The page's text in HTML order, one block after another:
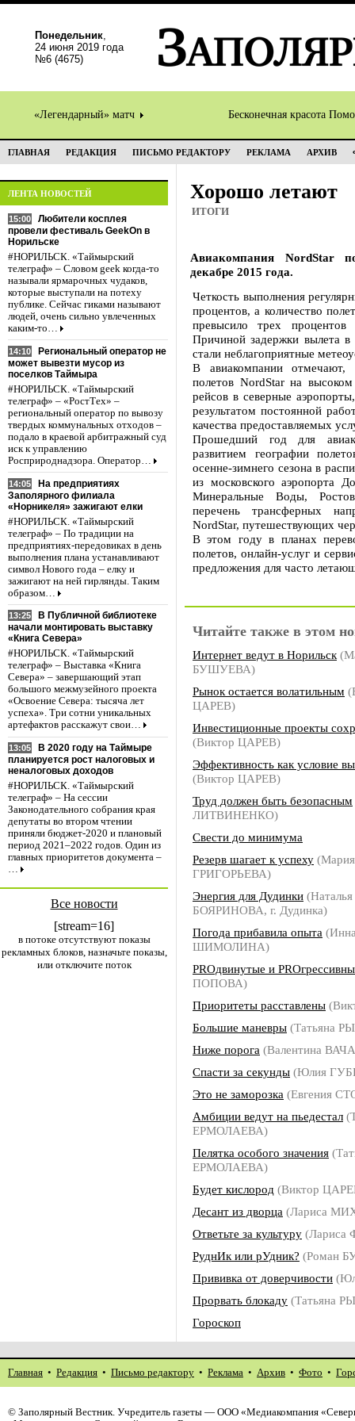
Понедельник,
24 июня 2019 года
№6 (4675)
«Легендарный» матч Бесконечная красота
ГЛАВНАЯ РЕДАКЦИЯ ПИСЬМО РЕДАКТОРУ РЕКЛАМА АРХИВ
ЛЕНТА НОВОСТЕЙ
15:00
Любители косплея
провели фестиваль GeekOn в
Норильске
#НОРИЛЬСК. «Таймырский
телеграф» – Словом geek когда-то
называли ярмарочных чудаков,
которые выступали на потеху
публике. Сейчас гиками называют
людей, очень сильно увлеченных
каким-то…
14:10
Региональный оператор не
может вывезти мусор из
поселков Таймыра
#НОРИЛЬСК. «Таймырский
телеграф» – «РостТех» –
региональный оператор по вывозу
твердых коммунальных отходов –
подало в краевой арбитражный суд
иск к управлению
Росприроднадзора. Оператор…
14:05
На предприятиях
Заполярного филиала
«Норникеля» зажигают елки
#НОРИЛЬСК. «Таймырский
телеграф» – По традиции на
предприятиях-передовиках в день
выполнения плана устанавливают
символ Нового года – елку и
зажигают на ней гирлянды. Таким
образом…
13:25
В Публичной библиотеке
начали монтировать выставку
«Книга Севера»
#НОРИЛЬСК. «Таймырский
телеграф» – Выставка «Книга
Севера» – завершающий этап
большого межмузейного проекта
«Освоение Севера: тысяча лет
успеха». Три сотни уникальных
артефактов расскажут свои…
13:05
В 2020 году на Таймыре
планируется рост налоговых и
неналоговых доходов
#НОРИЛЬСК. «Таймырский
телеграф» – На сессии
Законодательного собрания края
депутаты во втором чтении
приняли бюджет-2020 и плановый
период 2021–2022 годов. Один из
главных приоритетов документа –
…
Все новости
[stream=16]
в потоке отсутствуют показы
рекламных блоков, назначьте показы,
или отключите поток
Хорошо летают
ИТОГИ
Авиакомпания NordStar
декабре 2015 года.
Четкость выполнения
процентов, а количество
превысило трех
Причиной задержки вылета
стали неблагоприятные
В авиакомпании отмечают,
полетов NordStar на
рейсов в северные
результатом постоянной
качества предоставляемых
Прошедший год для
развитием географии
осенне-зимнего сезона в
из московского аэропорта
Минеральные Воды,
перечень трансферных
NordStar, путешествующих
В этом году в планах
полетов, онлайн-услуг и
предложения для часто
Читайте также в этом
Интернет ведут в Норильск
БУШУЕВА)
Рынок остается волатильным
ЦАРЕВ)
Инвестиционные проекты
(Виктор ЦАРЕВ)
Эффективность как условие
(Виктор ЦАРЕВ)
Труд должен быть безопасным
ЛИТВИНЕНКО)
Свести до минимума
Резерв шагает к успеху (Мария
ГРИГОРЬЕВА)
Энергия для Дудинки (Наталья
БОЯРИНОВА, г. Дудинка)
Погода прибавила опыта
ШИМОЛИНА)
PROдвинутые и
ПОПОВА)
Приоритеты расставлены
Большие маневры (Татьяна
Ниже порога (Валентина
Спасти за секунды (Юлия
Это не заморозка (Евгения
Амбиции ведут на пьедестал
ЕРМОЛАЕВА)
Пелятка особого значения
ЕРМОЛАЕВА)
Будет кислород (Виктор
Десант из дворца (Лариса
Ответьте за культуру
РуднИк или рУдник? (Роман
Прививка от доверчивости
Прорвать блокаду (Татьяна
Гороскоп
Главная • Редакция • Письмо редактору • Реклама • Архив • Фото •
© Заполярный Вестник. Учредитель газеты — ООО «Медиакомпания